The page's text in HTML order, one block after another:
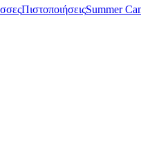
ΠιστοποιήσειςSummer